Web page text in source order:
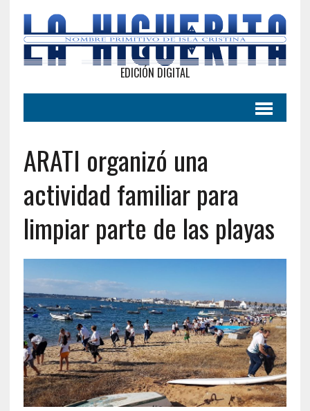
EDICIÓN DIGITAL
ARATI organizó una
actividad familiar para
limpiar parte de las playas